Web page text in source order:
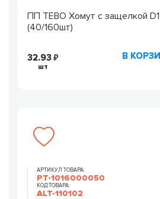
ПП TEBO Хомут с защелкой
(40/160шт)
32.93
шт
В
АРТИКУЛ ТОВАРА:
РТ-1016000050
КОД ТОВАРА:
ALT-110102